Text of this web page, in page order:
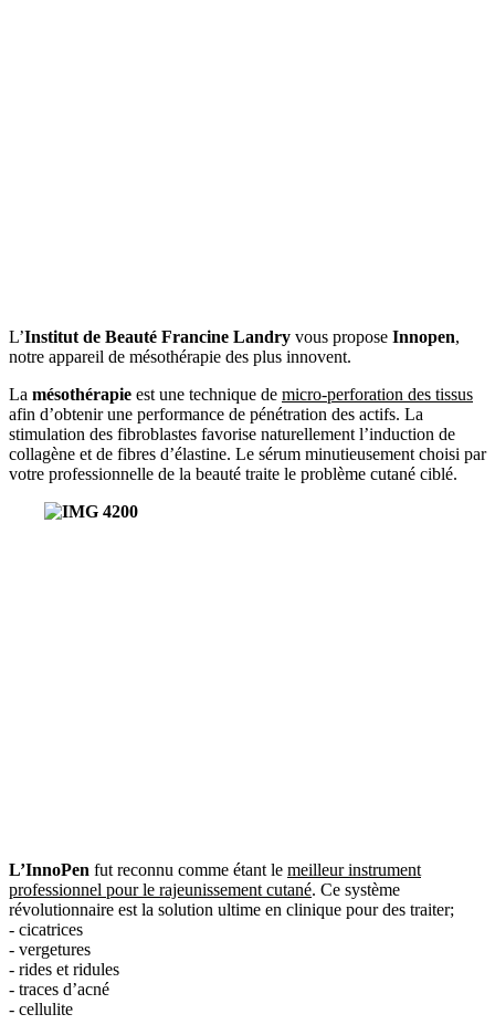
L’Institut de Beauté Francine Landry vous propose Innopen,
notre appareil de mésothérapie des plus innovent.
La mésothérapie est une technique de micro-perforation des tissus
afin d’obtenir une performance de pénétration des actifs. La
stimulation des fibroblastes favorise naturellement l’induction de
collagène et de fibres d’élastine. Le sérum minutieusement choisi par
votre professionnelle de la beauté traite le problème cutané ciblé.
L’InnoPen fut reconnu comme étant le meilleur instrument
professionnel pour le rajeunissement cutané. Ce système
révolutionnaire est la solution ultime en clinique pour des traiter;
- cicatrices
- vergetures
- rides et ridules
- traces d’acné
- cellulite